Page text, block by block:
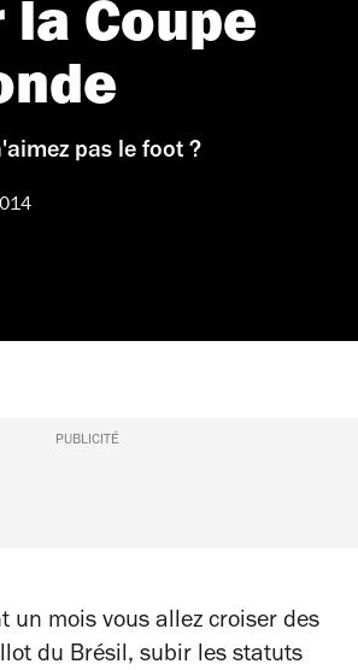
la Coupe
pas le foot ?
PUBLICITÉ
un mois vous allez croiser des
du Brésil, subir les statuts